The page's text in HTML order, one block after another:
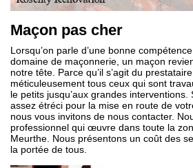
Maçon pas cher
Lorsqu’on parle d’une bonne
domaine de maçonnerie, un maçon
notre tête. Parce qu’il s’agit du
méticuleusement tous ceux qui sont
le petits jusqu’aux grandes
assez étréci pour la mise en route de
nous vous invitons de nous contacter.
professionnel qui œuvre dans toute la
Meurthe. Nous présentons un coût des
la portée de tous.